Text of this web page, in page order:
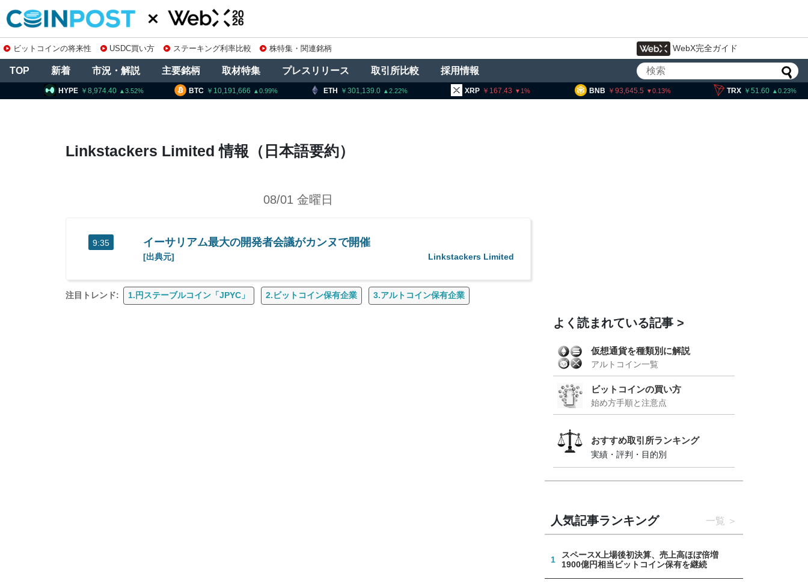
ビットコインの将来性 USDC買い方 ステーキング利率比較 株特集・関連銘柄 WebX完全ガイド
TOP 新着 市況・解説 主要銘柄 取材特集 プレスリリース 取引所比較 採用情報
BTC 10,191,666 0.99 ETH 301,139.0 2.22 167.43 1 93,645.5 0.13 51.60 0.23
8,974.40 3.52
Linkstackers Limited 情報（日本語要約）
08/01 金曜日
9:35 イーサリアム最大の開発者会議がカンヌで開催
[出典元] Linkstackers Limited
注目トレンド: 1.円ステーブルコイン「JPYC」 2.ビットコイン保有企業 3.アルトコイン保有企業
よく読まれている記事
仮想通貨を種類別に解説
アルトコイン一覧
ビットコインの買い方
始め方手順と注意点
おすすめ取引所ランキング
実績・評判・目的別
人気記事ランキング 一覧
1
スペースX上場後初決算、売上高ほぼ倍増
1900億円相当ビットコイン保有を継続